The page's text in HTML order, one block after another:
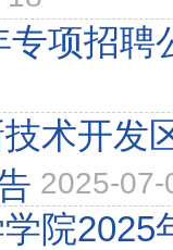
专项招聘
术开发
2025-07-
院2025